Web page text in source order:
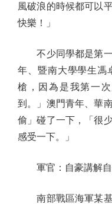
風破浪的時候都可以
快樂！」
不少同學都是第一
年、暨南大學學生馮
槍，因為是我第一
到。」澳門青年、華
偷」碰了一下，「很
感受一下。」
軍官：自豪講解自
南部戰區海軍某基